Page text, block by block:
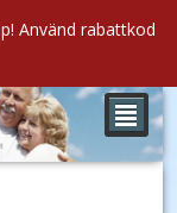
²
Använd rabattkod